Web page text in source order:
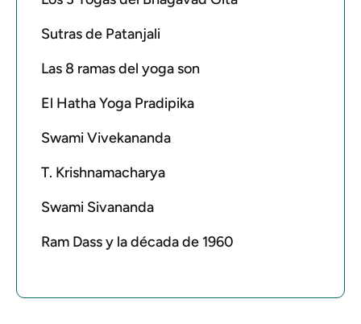
Sutras de Patanjali
Las 8 ramas del yoga son
El Hatha Yoga Pradipika
Swami Vivekananda
T. Krishnamacharya
Swami Sivananda
Ram Dass y la década de 1960